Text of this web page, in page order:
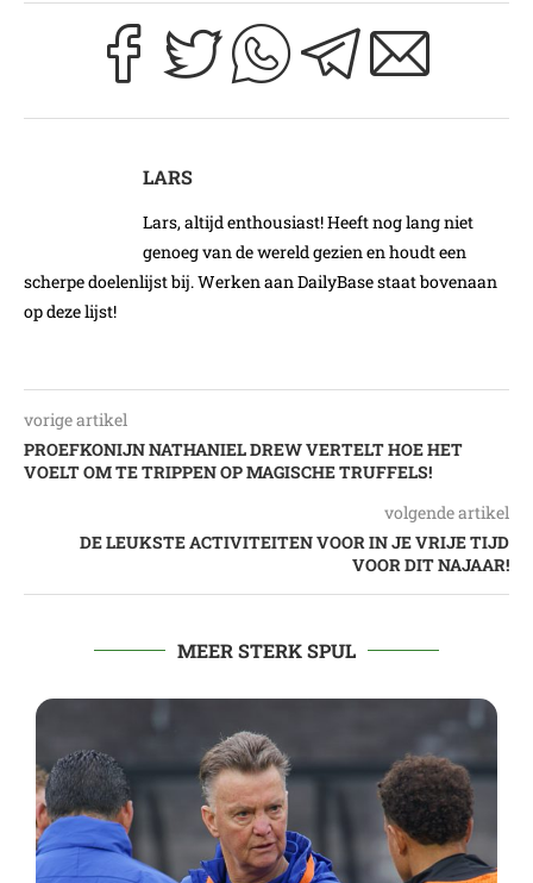
LARS
Lars, altijd enthousiast! Heeft nog lang niet
genoeg van de wereld gezien en houdt een
scherpe doelenlijst bij. Werken aan DailyBase staat bovenaan
op deze lijst!
vorige artikel
PROEFKONIJN NATHANIEL DREW VERTELT HOE HET
VOELT OM TE TRIPPEN OP MAGISCHE TRUFFELS!
volgende artikel
DE LEUKSTE ACTIVITEITEN VOOR IN JE VRIJE TIJD
VOOR DIT NAJAAR!
MEER STERK SPUL